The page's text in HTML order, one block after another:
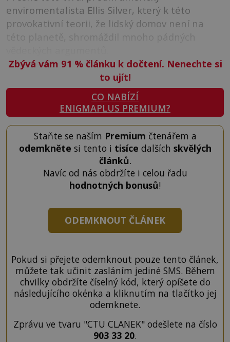
enviromentalista Ellis Silver, který k této
provokativní teorii, že lidský domov není na
této planetě, shromáždil mnoho pádných
Zbývá vám 91 %článku k dočtení. Nenechte si
to ujít!
CO NABÍZÍ
ENIGMAPLUS PREMIUM?
Staňte se naším Premium čtenářem a
odemkněte si tento i tisíce dalších skvělých
článků.
Navíc od nás obdržíte i celou řadu
hodnotných bonusů!
ODEMKNOUT ČLÁNEK
Pokud si přejete odemknout pouze tento článek,
můžete tak učinit zasláním jediné SMS. Během
chvilky obdržíte číselný kód, který opíšete do
následujícího okénka a kliknutím na tlačítko jej
odemknete.
Zprávu ve tvaru "CTU CLANEK" odešlete na číslo
903 33 20.